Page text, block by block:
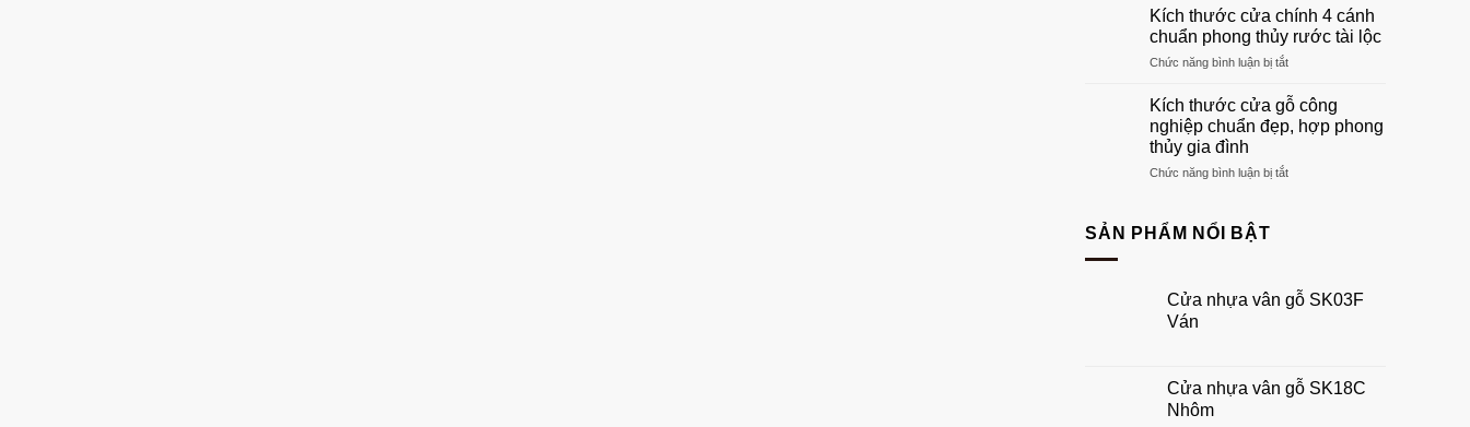
gỗ
hợp
tổ
của
bạn
thước
chính
1
chuẩn
phong
thủy
hút
Kích thước cửa chính 4 cánh
chuẩn phong thủy rước tài lộc
Chức năng bình luận bị tắtở
thước
cửa
chính
cánh
Kích thước cửa gỗ công
nghiệp chuẩn đẹp, hợp phong
thủy gia đình
Chức năng bình luận bị tắtở
chuẩn
thủy
gia
SẢN PHẨM NỔI BẬT
Cửa nhựa vân gỗ SK03F
Ván
Cửa nhựa vân gỗ SK18C
Nhôm